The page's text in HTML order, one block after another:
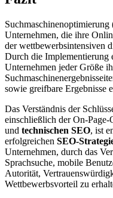
Unternehmen, die ihre
der wettbewerbsintensiven
Durch die Implementierung
Unternehmen jeder Größe
sowie greifbare Ergebnisse
Das Verständnis der
einschließlich der On-Page-
und technischen SEO, ist
erfolgreichen SEO-
Unternehmen, durch das
Sprachsuche, mobile
Autorität,
Wettbewerbsvorteil zu